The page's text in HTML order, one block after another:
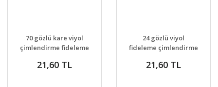
DETAYLAR
VER
70 gözlü kare viyol
çimlendirme fideleme
21,60 TL
DETAYLAR
VER
24 gözlü viyol
fideleme çimlendirme
21,60 TL